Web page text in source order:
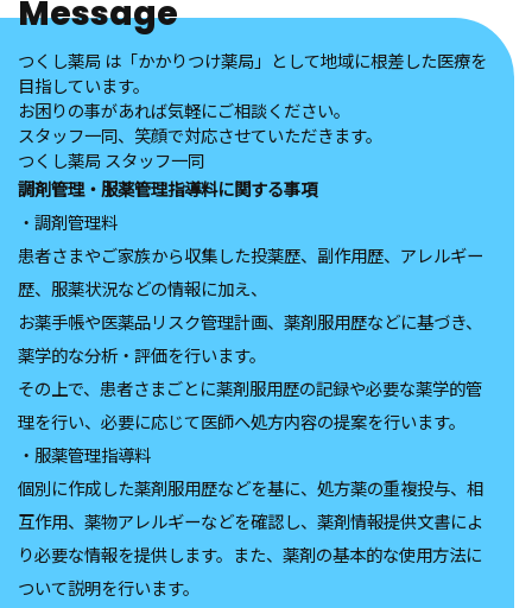
Message
つくし薬局 は「かかりつけ薬局」として地域に根差した医療を
目指しています。
お困りの事があれば気軽にご相談ください。
スタッフ一同、笑顔で対応させていただきます。
つくし薬局 スタッフ一同
調剤管理‧服薬管理指導料に関する事項
・調剤管理料
患者さまやご家族から収集した投薬歴、副作用歴、アレルギー
歴、服薬状況などの情報に加え、
お薬手帳や医薬品リスク管理計画、薬剤服用歴などに基づき、
薬学的な分析‧評価を行います。
その上で、患者さまごとに薬剤服用歴の記録や必要な薬学的管
理を行い、必要に応じて医師へ処方内容の提案を行います。
・服薬管理指導料
個別に作成した薬剤服用歴などを基に、処方薬の重複投与、相
互作用、薬物アレルギーなどを確認し、薬剤情報提供文書によ
り必要な情報を提供します。また、薬剤の基本的な使用方法に
ついて説明を行います。